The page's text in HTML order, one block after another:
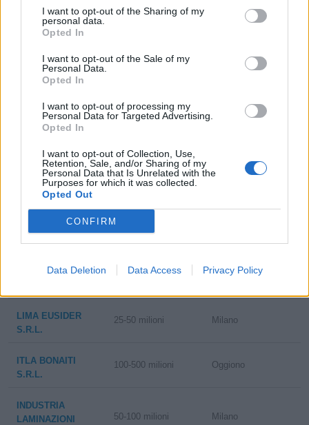
I want to opt-out of the Sharing of my
personal data.
Opted In
I want to opt-out of the Sale of my
Personal Data.
Opted In
I want to opt-out of processing my
Personal Data for Targeted Advertising.
Opted In
I want to opt-out of Collection, Use,
Retention, Sale, and/or Sharing of my
Personal Data that Is Unrelated with the
Purposes for which it was collected.
Opted Out
CONFIRM
Data Deletion Data Access Privacy Policy
DRAGONI A.
S.N.C.
PROFILATI -
S.R.L.
10-25 milioni Castelliri
PINTO SRL 50-100 milioni
LAMINATOI
MILANESI NASTRI
5-10 milioni
LSI LAMIERE
SPECIALI INOX
50-100 milioni
T&T METALLI E
50-100 milioni Roma
LIMA EUSIDER
S.R.L.
25-50 milioni Milano
ITLA BONAITI
S.R.L.
100-500 milioni Oggiono
INDUSTRIA
LAMINAZIONI
50-100 milioni Milano